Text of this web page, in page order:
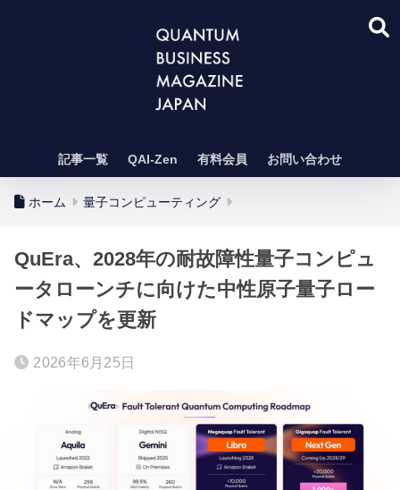
記事一覧 QAI-Zen 有料会員 お問い合わせ
ホーム 量子コンピューティング
QuEra、2028年の耐故障性量子コンピュ
ータローンチに向けた中性原子量子ロー
ドマップを更新
2026年6月25日